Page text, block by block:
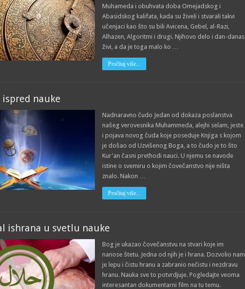
Muhameda i obuhvata doba Omejadskog i
Abasidskog kalifata, kada su živeli i stvarali takvi
učenjaci kao što su bili Avicena, Gebel, al-Razi,
Alhazen, Algoritmi i drugi. Njihovo delo i dan-danas
živi, a da je toga malo ko …
Pročitaj više...
ispred nauke
Nadnaravno čudo Jedan od dokaza poslanstva
našeg verovesnika Muhammeda, alejhi selam, jeste
i pojava novog čuda koje poseduje Knjiga s kojom
je došao od Uzvišenog Boga, a to čudo je to što
Kur'an časni prethodi nauci. U njemu se navode
istine o svemiru o kojim čovečanstvo nije ništa
znalo. Nakon …
Pročitaj više...
ishrana u svetlu nauke
Bog je ukazao čovečanstvu na stvari koje im
nanose štetu. Jedna od njih je i hrana. Dozvolio nam
je lepu i čistu hranu a zabranio nečistu i nezdravu
hranu. Nauka sve to potvrdjuje. Pogledajte veoma
interesantan dokumentarni film na tu temu.